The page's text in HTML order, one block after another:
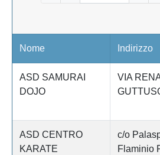
Nome Indirizzo
ASD SAMURAI
DOJO
VIA
ASD CENTRO
KARATE
c/o
Flaminio